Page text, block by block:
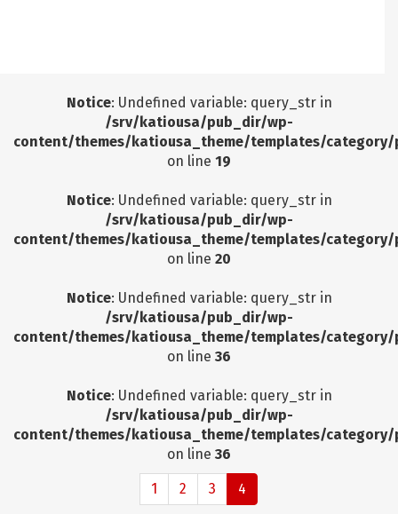
Notice: Undefined variable: query_str in
/srv/katiousa/pub_dir/wp-
content/themes/katiousa_theme/templates/
on line 19
Notice: Undefined variable: query_str in
/srv/katiousa/pub_dir/wp-
content/themes/katiousa_theme/templates/
on line 20
Notice: Undefined variable: query_str in
/srv/katiousa/pub_dir/wp-
content/themes/katiousa_theme/templates/
on line 36
Notice: Undefined variable: query_str in
/srv/katiousa/pub_dir/wp-
content/themes/katiousa_theme/templates/
on line 36
1 2 3 4